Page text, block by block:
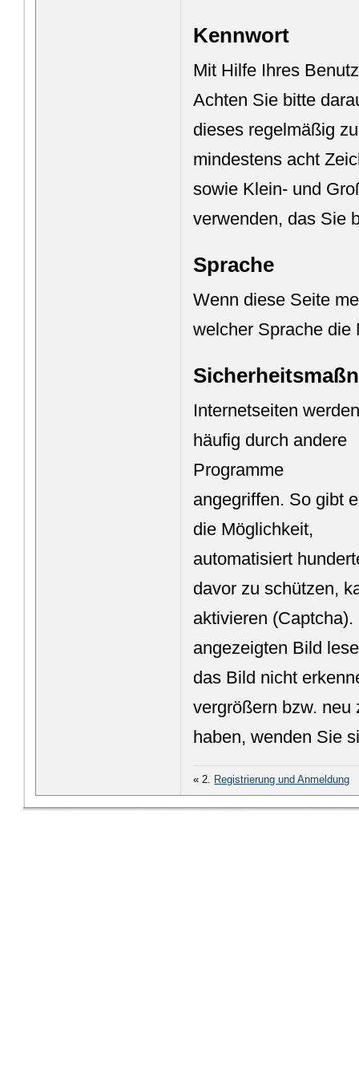
Kennwort
Mit Hilfe Ihres
Achten Sie bitte
dieses regelmäßig
mindestens acht
sowie Klein- und
verwenden, das Sie
Sprache
Wenn diese Seite
welcher Sprache die
Internetseiten
häufig durch andere
Programme
angegriffen. So gibt
die Möglichkeit,
automatisiert
davor zu schützen,
aktivieren
angezeigten Bild
das Bild nicht
vergrößern bzw.
haben, wenden Sie
« 2. Registrierung und Anmeldung